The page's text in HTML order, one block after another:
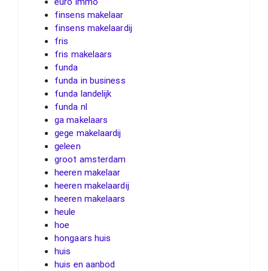
finsens makelaar
finsens makelaardij
fris
fris makelaars
funda
funda in business
funda landelijk
funda nl
ga makelaars
gege makelaardij
geleen
groot amsterdam
heeren makelaar
heeren makelaardij
heeren makelaars
heule
hoe
hongaars huis
huis
huis en aanbod